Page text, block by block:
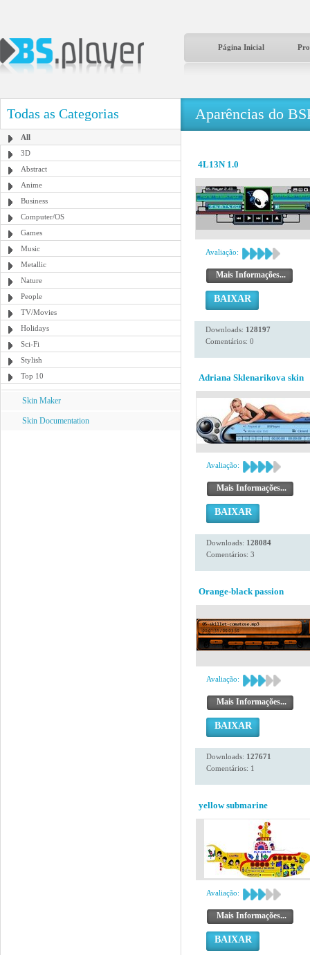
Página Inicial
Todas as Categorias
All
3D
Abstract
Anime
Business
Computer/OS
Games
Music
Metallic
Nature
People
TV/Movies
Holidays
Sci-Fi
Stylish
Top 10
Skin Maker
Skin Documentation
Aparências do
4L13N 1.0
Avaliação:
Mais Informações...
BAIXAR
Downloads: 128197
Comentários: 0
Adriana Sklenarikova skin
Avaliação:
Mais Informações...
BAIXAR
Downloads: 128084
Comentários: 3
Orange-black passion
Avaliação:
Mais Informações...
BAIXAR
Downloads: 127671
Comentários: 1
yellow submarine
Avaliação:
Mais Informações...
BAIXAR